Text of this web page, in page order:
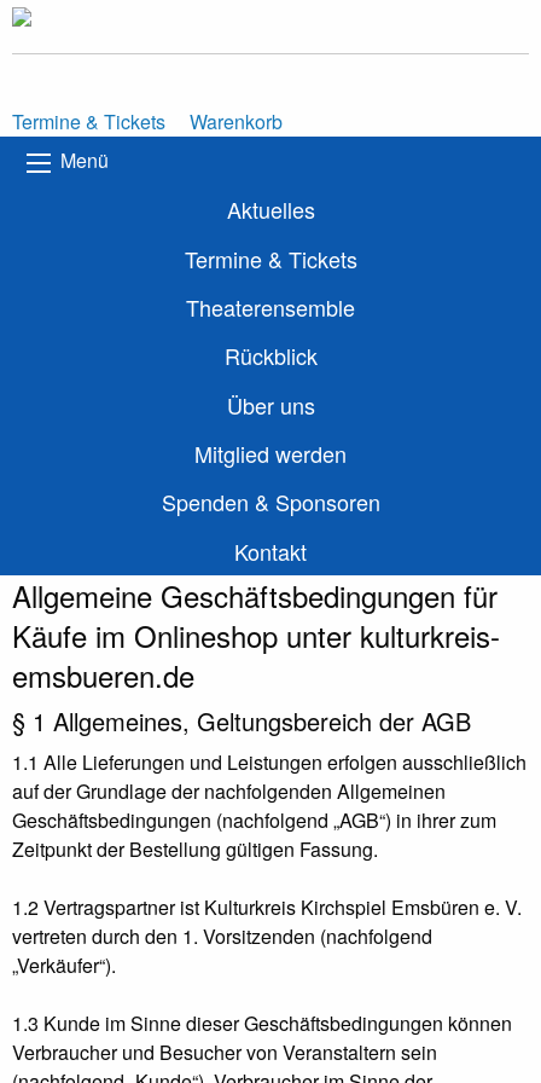
Termine & Tickets
Warenkorb
Menü
Aktuelles
Termine & Tickets
Theaterensemble
Rückblick
Über uns
Mitglied werden
Spenden & Sponsoren
Kontakt
Allgemeine Geschäftsbedingungen für
Käufe im Onlineshop unter kulturkreis-
emsbueren.de
§ 1 Allgemeines, Geltungsbereich der AGB
1.1 Alle Lieferungen und Leistungen erfolgen ausschließlich
auf der Grundlage der nachfolgenden Allgemeinen
Geschäftsbedingungen (nachfolgend „AGB“) in ihrer zum
Zeitpunkt der Bestellung gültigen Fassung.
1.2 Vertragspartner ist Kulturkreis Kirchspiel Emsbüren e. V.
vertreten durch den 1. Vorsitzenden (nachfolgend
„Verkäufer“).
1.3 Kunde im Sinne dieser Geschäftsbedingungen können
Verbraucher und Besucher von Veranstaltern sein